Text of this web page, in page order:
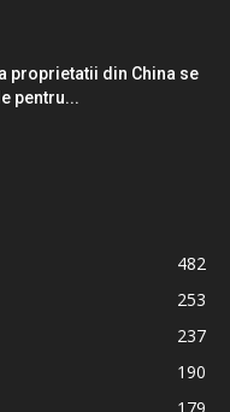
proprietatii din China se
pentru...
482
253
237
190